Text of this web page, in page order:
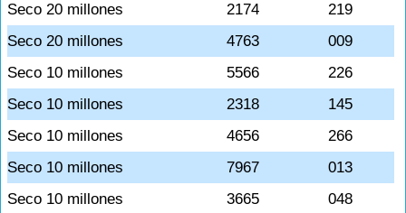
Seco 20 millones
2174
219
Seco 20 millones
4763
009
Seco 10 millones
5566
226
Seco 10 millones
2318
145
Seco 10 millones
4656
266
Seco 10 millones
7967
013
Seco 10 millones
3665
048